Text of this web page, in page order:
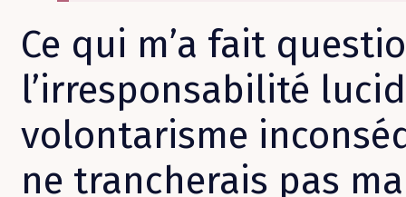
Ce qui m’a fait
l’irresponsabilité
volontarisme
ne trancherais pas